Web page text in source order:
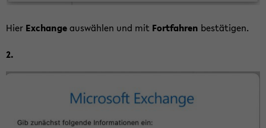
Hier Exchan­geaus­wäh­len und mit Fort­fah­ren be­stä­ti­gen.
2.